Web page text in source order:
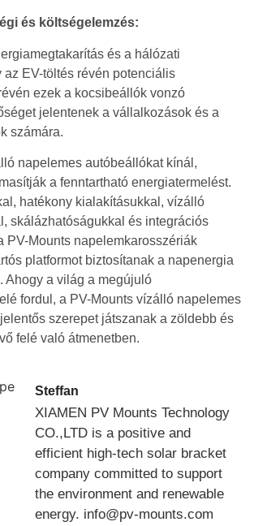
és költségelemzés:
és a hálózati
az EV-töltés révén potenciális
ezek a kocsibeállók vonzó
jelentenek a vállalkozások és a
számára.
napelemes autóbeállókat kínál,
a fenntartható energiatermelést.
hatékony kialakításukkal, vízálló
skálázhatóságukkal és integrációs
PV-Mounts napelemkarosszériák
platformot biztosítanak a napenergia
Ahogy a világ a megújuló
fordul, a PV-Mounts vízálló napelemes
szerepet játszanak a zöldebb és
felé való átmenetben.
Steffan
XIAMEN PV Mounts Technology
CO.,LTD is a positive and
efficient high-tech solar bracket
company committed to support
the environment and renewable
energy. info@pv-mounts.com